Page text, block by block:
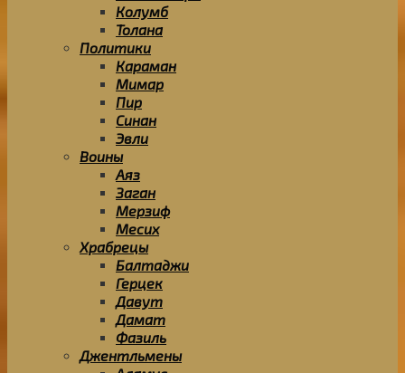
Колумб
Толана
Политики
Караман
Мимар
Пир
Синан
Эвли
Воины
Аяз
Заган
Мерзиф
Месих
Храбрецы
Балтаджи
Герцек
Давут
Дамат
Фазиль
Джентльмены